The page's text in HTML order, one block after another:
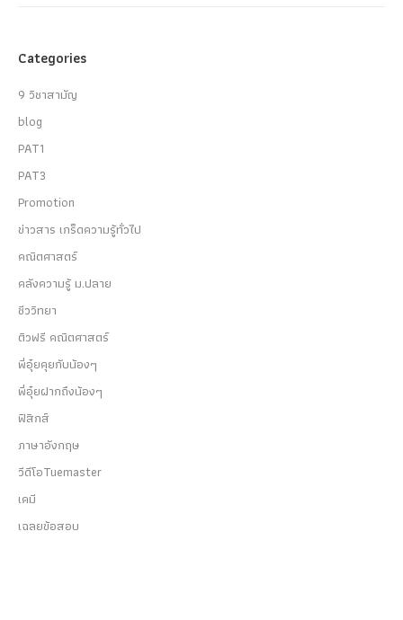
Categories
9 วิชาสามัญ
blog
PAT1
PAT3
Promotion
ข่าวสาร เกร็ดความรู้ทั่วไป
คณิตศาสตร์
คลังความรู้ ม.ปลาย
ชีววิทยา
ติวฟรี คณิตศาสตร์
พี่อุ๋ยคุยกับน้องๆ
พี่อุ๋ยฝากถึงน้องๆ
ฟิสิกส์
ภาษาอังกฤษ
วีดีโอTuemaster
เคมี
เฉลยข้อสอบ